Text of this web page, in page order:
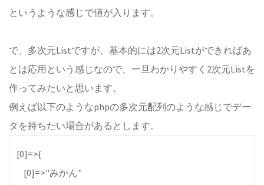
というような感じで値が入ります。
で、多次元Listですが、基本的には2次元Listができればあ
とは応用という感じなので、一旦わかりやすく2次元Listを
作ってみたいと思います。
例えば以下のようなphpの多次元配列のような感じでデー
タを持ちたい場合があるとします。
[0]=>{
[0]=>"みかん"